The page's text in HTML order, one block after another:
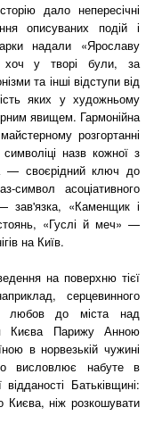
дало непересічні
описуваних подій і
надали «Ярославу
хоч у творі були, за
та інші відступи від
яких у художньому
явищем. Гармонійна
розгортанні
назв кожної з
— своєрідний ключ до
символ асоціативного
зав'язка, «Каменщик і
«Гуслі й меч» —
на Київ.
на поверхню тієї
серцевинного
любов до міста над
Києва Парижу Анною
в норвезькій чужині
висловлює набуте в
Батьківщині:
Києва, ніж розкошувати